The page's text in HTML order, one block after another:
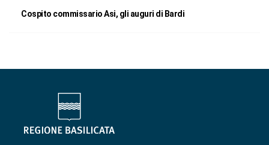
Cospito commissario Asi, gli auguri di Bardi